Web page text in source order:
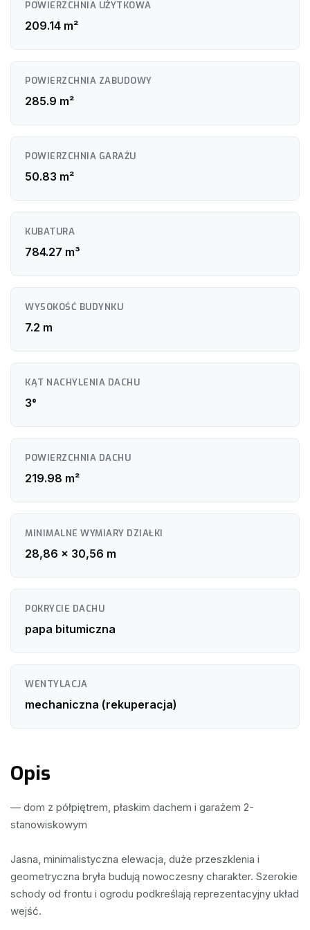
Elektryka: zamontowane gniazdka, włączniki, oprawy LED
ustalane indywidualnie z klientem, wycena zależna od
POWIERZCHNIA UŻYTKOWA
209.14 m²
POWIERZCHNIA ZABUDOWY
285.9 m²
POWIERZCHNIA GARAŻU
50.83 m²
KUBATURA
784.27 m³
WYSOKOŚĆ BUDYNKU
7.2 m
KĄT NACHYLENIA DACHU
3°
POWIERZCHNIA DACHU
219.98 m²
MINIMALNE WYMIARY DZIAŁKI
28,86 x 30,56 m
POKRYCIE DACHU
papa bitumiczna
WENTYLACJA
mechaniczna (rekuperacja)
Opis
— dom z półpiętrem, płaskim dachem i garażem 2-
stanowiskowym
Jasna, minimalistyczna elewacja, duże przeszklenia i
geometryczna bryła budują nowoczesny charakter. Szerokie
schody od frontu i ogrodu podkreślają reprezentacyjny układ
wejść.